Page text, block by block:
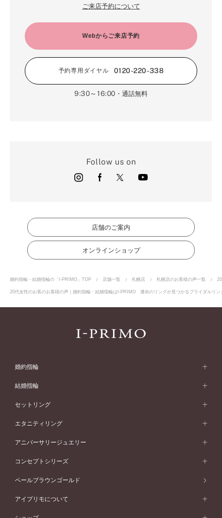
ご来店予約について
Webからご来店予約
予約専用ダイヤル 0120-220-338
9:30～16:00 ・通話無料
Follow us on
店舗のご案内
オンラインショップ
婚約指輪・結婚指輪の「I-PRIMO」TOP 店舗一覧 札幌店 札幌店のお客様の声一覧
20代女性のお客のお客様の声｜婚約指輪・結婚指輪はI-PRIMO 運命のリングが見つかるブライダルリ
婚約指輪
婚約指輪 (エンゲージリング)
婚約指輪一覧
ピンクゴールド
ペールブラウンゴールド
ウェーブライン
V字ライン
ワンサイドメレ
ダブルサイドメレ
シンプル
フェミニン
モード
50万円台～
結婚指輪
結婚指輪 (マリッジリング)
結婚指輪一覧
ピンクゴールド
ペールブラウンゴールド
ウェーブライン
V字ライン
ワンメレ
シンプル
セットリング
セットリング
セットリング一覧
ピンクゴールド
ペールブラウンゴールド
エタニティリング
エタニティリング
エタニティリング一覧
アニバーサリージュエリー
アニバーサリージュエリー
アニバーサリージュエリー一覧
コンセプトシリーズ
コンセプトシリーズ
オリジンビリーフ
ペールブラウンゴールド
アイプリモについて
アイプリモについて